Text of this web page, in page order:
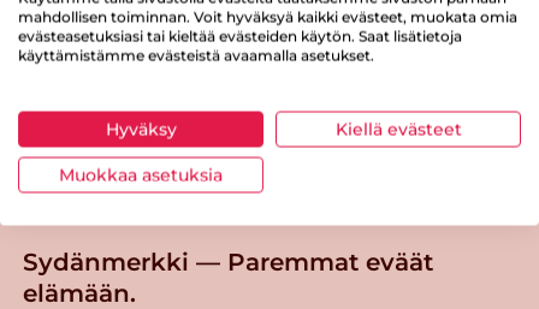
Tästä merkistä tunnistat
Sydänmerkki-tuotteen
Takaisin ylös
Sydänmerkki — Paremmat eväät
elämään.
mahdollisen toiminnan. Voit hyväksyä kaikki evästeet, muokata omia
evästeasetuksiasi tai kieltää evästeiden käytön. Saat lisätietoja
käyttämistämme evästeistä avaamalla asetukset.
Hyväksy Kiellä evästeet
Muokkaa asetuksia